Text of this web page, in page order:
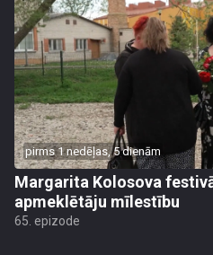
pirms 1 nedēļas, 5 dienām
Margarita Kolosova
apmeklētāju mīlestību
65. epizode